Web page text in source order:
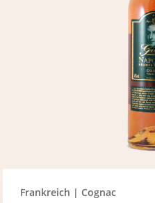
Frankreich | Cognac